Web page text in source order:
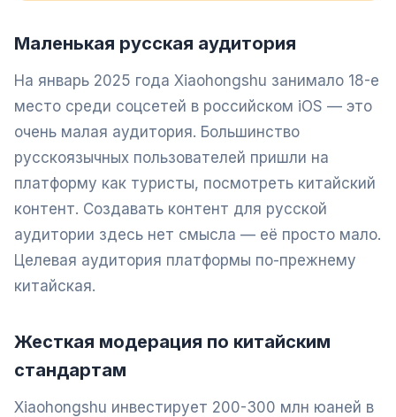
Маленькая русская аудитория
На январь 2025 года Xiaohongshu занимало 18-е
место среди соцсетей в российском iOS — это
очень малая аудитория. Большинство
русскоязычных пользователей пришли на
платформу как туристы, посмотреть китайский
контент. Создавать контент для русской
аудитории здесь нет смысла — её просто мало.
Целевая аудитория платформы по-прежнему
китайская.
Жесткая модерация по китайским
стандартам
Xiaohongshu инвестирует 200-300 млн юаней в